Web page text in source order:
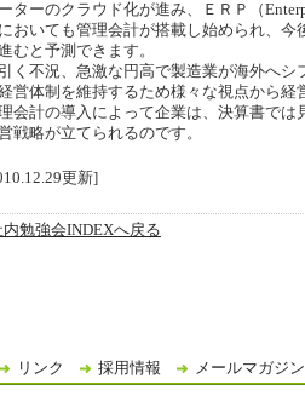
ターのクラウド化が進み、ＥＲＰ（
おいても管理会計が搭載し始められ、
むと予測できます。
く不況、急激な円高で製造業が海外へ
営体制を維持するため様々な視点から経
会計の導入によって企業は、決算書では
戦略が立てられるのです。
更新]
内勉強会INDEXへ戻る
リンク 採用情報 メールマガジン